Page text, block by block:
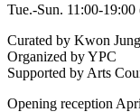
Tue.-Sun. 11:00-
Curated by Kwon
Organized by YPC
Supported by Arts
Opening reception